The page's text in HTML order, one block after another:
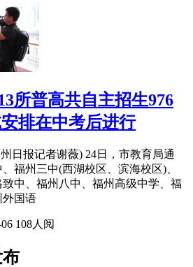
所普高共自主招生976
排在中考后进行
日报记者谢薇) 24日，市教育局通
福州三中(西湖校区、滨海校区)、
中、福州八中、福州高级中学、福
外国语
108人阅